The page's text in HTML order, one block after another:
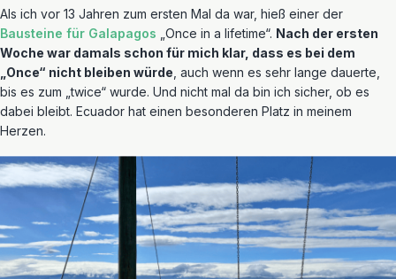
Als ich vor 13 Jahren zum ersten Mal da war, hieß einer der
Bausteine für Galapagos „Once in a lifetime“. Nach der ersten
Woche war damals schon für mich klar, dass es bei dem
„Once“ nicht bleiben würde , auch wenn es sehr lange dauerte,
bis es zum „twice“ wurde. Und nicht mal da bin ich sicher, ob es
dabei bleibt. Ecuador hat einen besonderen Platz in meinem
Herzen.